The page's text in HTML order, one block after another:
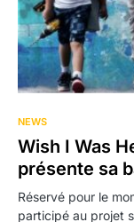
NEWS
Wish I Was
présente sa
Réservé pour le
participé au projet